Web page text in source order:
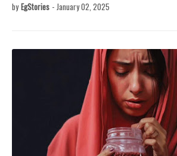
by EgStories - January 02, 2025